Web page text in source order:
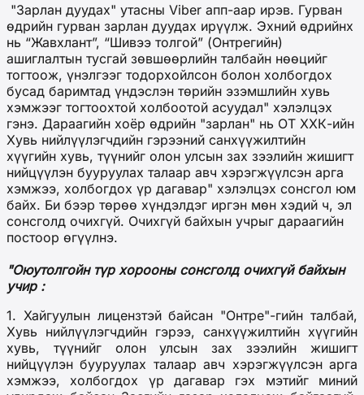
"Зарлан дуудах" утасны Viber апп-аар ирэв. Гурван
өдрийн гурван зарлан дуудах ирүүлж. Эхний өдрийнх
нь “Жавхлант”, “Шивээ толгой” (Онтрегийн)
ашиглалтын тусгай зөвшөөрлийн талбайн нөөцийг
тогтоож, үнэлгээг тодорхойлсон болон холбогдох
бусад баримтад үндэслэн төрийн эзэмшлийн хувь
хэмжээг тогтоохтой холбоотой асуудал" хэлэлцэх
гэнэ. Дараагийн хоёр өдрийн "зарлан" нь ОТ ХХК-ийн
Хувь нийлүүлэгчдийн гэрээний санхүүжилтийн
хүүгийн хувь, түүнийг олон улсын зах зээлийн жишигт
нийцүүлэн бууруулах талаар авч хэрэгжүүлсэн арга
хэмжээ, холбогдох үр дагавар" хэлэлцэх сонсгол юм
байх. Би бээр төрөө хүндэлдэг иргэн мөн хэдий ч, эл
сонсголд очихгүй. Очихгүй байхын учрыг дараагийн
постоор өгүүлнэ.
"Оюутолгойн түр хорооны сонсголд очихгүй байхын
учир :
1. Хайгуулын лицензтэй байсан "Онтре"-гийн талбай,
Хувь нийлүүлэгчдийн гэрээ, санхүүжилтийн хүүгийн
хувь, түүнийг олон улсын зах зээлийн жишигт
нийцүүлэн бууруулах талаар авч хэрэгжүүлсэн арга
хэмжээ, холбогдох үр дагавар гэх мэтийг миний